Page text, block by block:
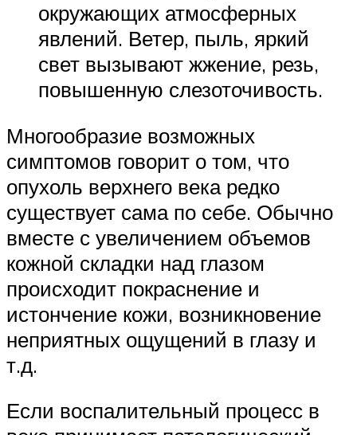
окружающих атмосферных
явлений. Ветер, пыль, яркий
свет вызывают жжение, резь,
повышенную слезоточивость.
Многообразие возможных
симптомов говорит о том, что
опухоль верхнего века редко
существует сама по себе. Обычно
вместе с увеличением объемов
кожной складки над глазом
происходит покраснение и
истончение кожи, возникновение
неприятных ощущений в глазу и
т.д.
Если воспалительный процесс в